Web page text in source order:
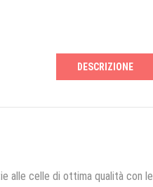
DESCRIZIONE
alle celle di ottima qualità con